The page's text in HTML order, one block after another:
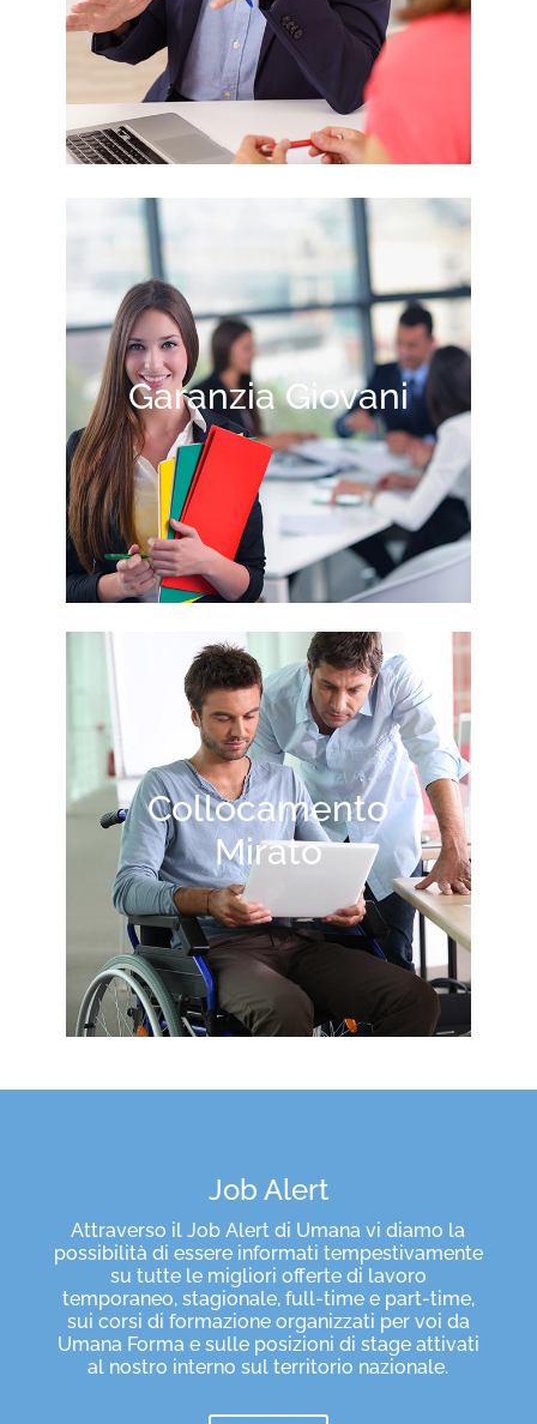
Garanzia Giovani
Collocamento
Mirato
Job Alert
Attraverso il Job Alert di Umana vi diamo la
possibilità di essere informati tempestivamente
su tutte le migliori offerte di lavoro
temporaneo, stagionale, full-time e part-time,
sui corsi di formazione organizzati per voi da
Umana Forma e sulle posizioni di stage attivati
al nostro interno sul territorio nazionale.